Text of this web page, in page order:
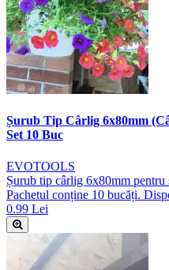
Șurub Tip Cârlig 6x80mm
Set 10 Buc
EVOTOOLS
Șurub tip cârlig 6x80mm pentru
Pachetul conține 10 bucăți.
0.99 Lei